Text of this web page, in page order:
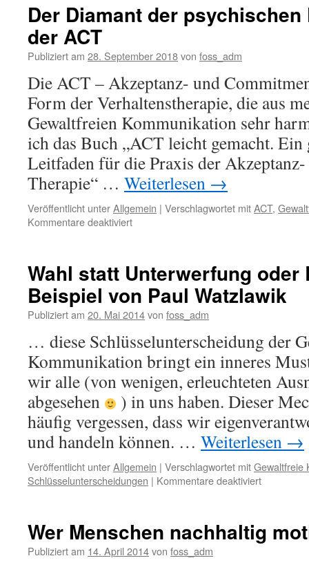
Der Diamant der
der ACT
Publiziert am 28. September 2018von foss_adm
Die ACT – Akzeptanz- und
Form der Verhaltenstherapie, die aus
Gewaltfreien Kommunikation sehr
ich das Buch „ACT leicht gemacht.
Leitfaden für die Praxis der
Therapie“ … Weiterlesen →
Veröffentlicht unterAllgemein | Verschlagwortet mitACT,
Kommentare deaktiviertfür
psychischen
Flexibilität
aus
der
Wahl statt Unterwerfung oder
Beispiel von Paul Watzlawik
Publiziert am 20. Mai 2014von foss_adm
… diese Schlüsselunterscheidung der
Kommunikation bringt ein inneres
wir alle (von wenigen, erleuchteten
abgesehen
) in uns haben. Dieser
häufig vergessen, dass wir
und handeln können. … Weiterlesen →
Veröffentlicht unterAllgemein | Verschlagwortet mitGewaltfreie
Schlüsselunterscheidungen | Kommentare deaktiviertfür
oder
Wer Menschen nachhaltig
Publiziert am 14. April 2014von foss_adm